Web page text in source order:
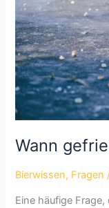
Wann
Bierwissen, Fragen
Eine häufige